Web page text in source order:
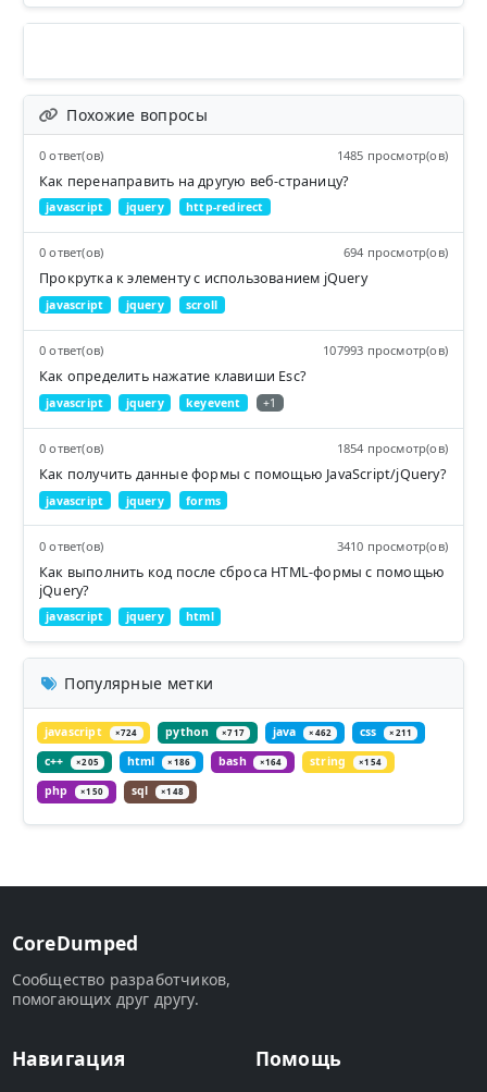
Похожие вопросы
0 ответ(ов) 1485 просмотр(ов)
Как перенаправить на другую веб-страницу?
javascript jquery http-redirect
0 ответ(ов) 694 просмотр(ов)
Прокрутка к элементу с использованием jQuery
javascript jquery scroll
0 ответ(ов) 107993 просмотр(ов)
Как определить нажатие клавиши Esc?
javascript jquery keyevent +1
0 ответ(ов) 1854 просмотр(ов)
Как получить данные формы с помощью JavaScript/jQuery?
javascript jquery forms
0 ответ(ов) 3410 просмотр(ов)
Как выполнить код после сброса HTML-формы с помощью
jQuery?
javascript jquery html
Популярные метки
javascript ×724 python ×717 java ×462 css ×211
c++ ×205 html ×186 bash ×164 string ×154
php ×150 sql ×148
CoreDumped
Сообщество разработчиков,
помогающих друг другу.
Навигация Помощь